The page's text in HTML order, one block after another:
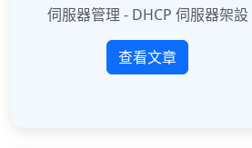
伺服器管理 - DHCP 伺服器架設
查看文章